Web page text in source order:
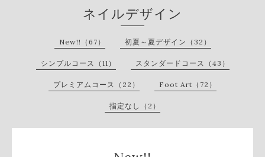
ネイルデザイン
New!!（67） 初夏～夏デザイン（32）
シンプルコース（11） スタンダードコース（43）
プレミアムコース（22） Foot Art（72）
指定なし（2）